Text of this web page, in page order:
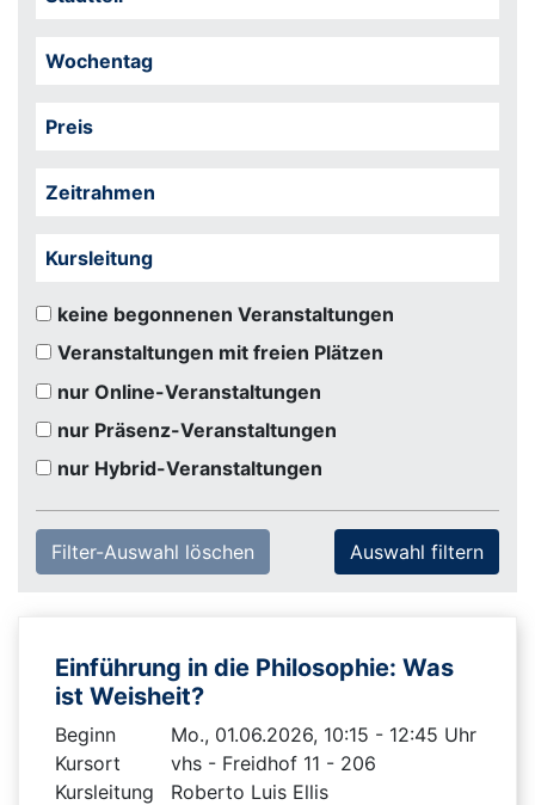
Wochentag
Preis
Zeitrahmen
Kursleitung
keine begonnenen Veranstaltungen
Veranstaltungen mit freien Plätzen
nur Online-Veranstaltungen
nur Präsenz-Veranstaltungen
nur Hybrid-Veranstaltungen
Filter-Auswahl löschen
Einführung in die Philosophie: Was
ist Weisheit?
Beginn
Mo., 01.06.2026, 10:15 - 12:45 Uhr
Kursort
vhs - Freidhof 11 - 206
Kursleitung
Roberto Luis Ellis